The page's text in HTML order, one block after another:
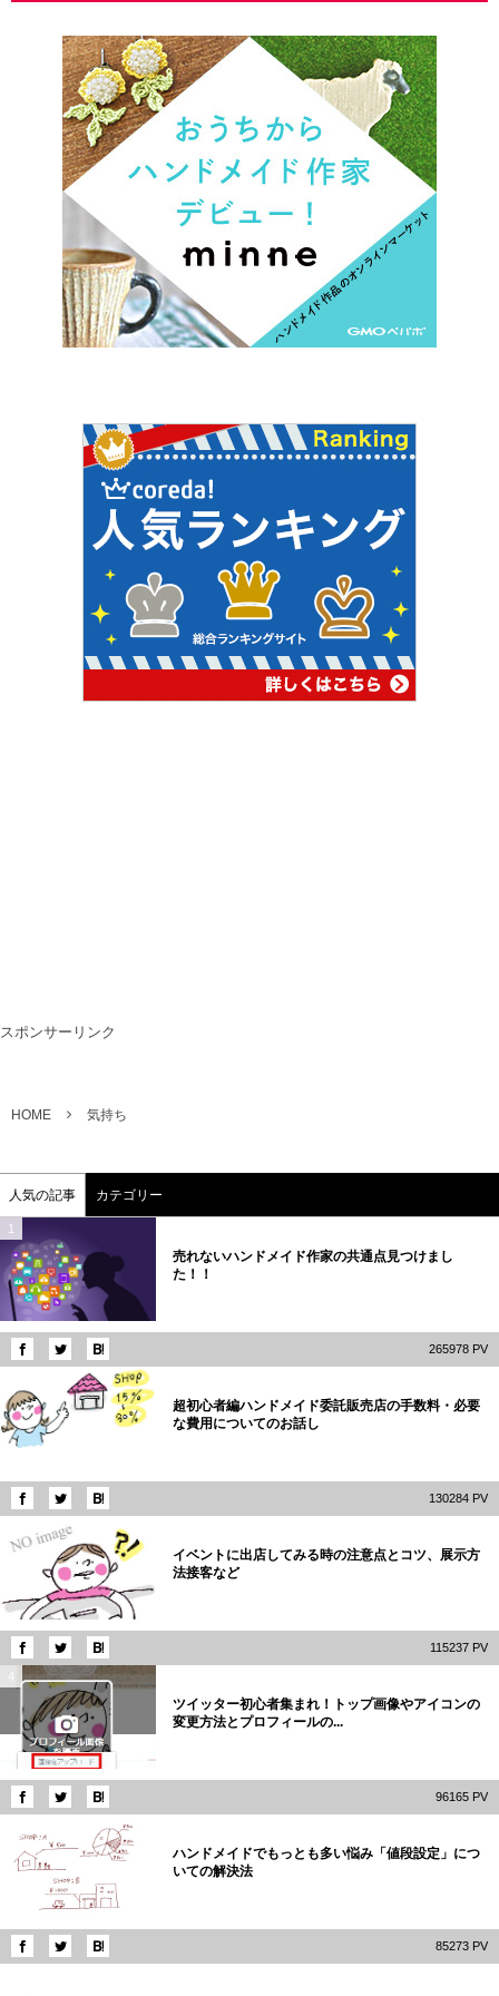
スポンサーリンク
HOME 気持ち
人気の記事 カテゴリー
1
売れないハンドメイド作家の共通点見つけまし
た！！
265978 PV
超初心者編ハンドメイド委託販売店の手数料・必要
な費用についてのお話し
130284 PV
イベントに出店してみる時の注意点とコツ、展示方
法接客など
115237 PV
4
ツイッター初心者集まれ！トップ画像やアイコンの
変更方法とプロフィールの...
96165 PV
ハンドメイドでもっとも多い悩み「値段設定」につ
いての解決法
85273 PV